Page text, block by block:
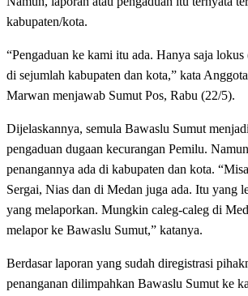
kabupaten/kota.
“Pengaduan ke kami itu ada. Hanya saja
di sejumlah kabupaten dan kota,” kata
Marwan menjawab Sumut Pos, Rabu (22/5).
Dijelaskannya, semula Bawaslu Sumut
pengaduan dugaan kecurangan Pemilu.
penangannya ada di kabupaten dan kota.
Sergai, Nias dan di Medan juga ada. Itu yang
yang melaporkan. Mungkin caleg-caleg di
melapor ke Bawaslu Sumut,” katanya.
Berdasar laporan yang sudah diregistrasi
penanganan dilimpahkan Bawaslu Sumut ke